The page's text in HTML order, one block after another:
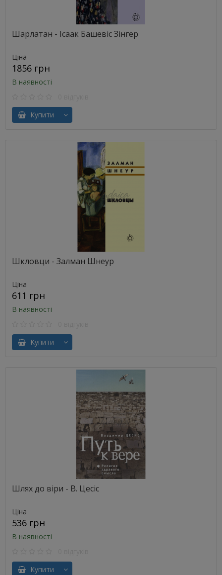
Шарлатан - Ісаак Башевіс Зінгер
Ціна
1856 грн
В наявності
Купити
Шкловци - Залман Шнеур
Ціна
611 грн
В наявності
Купити
Шлях до віри - В. Цесіс
Ціна
536 грн
В наявності
Купити